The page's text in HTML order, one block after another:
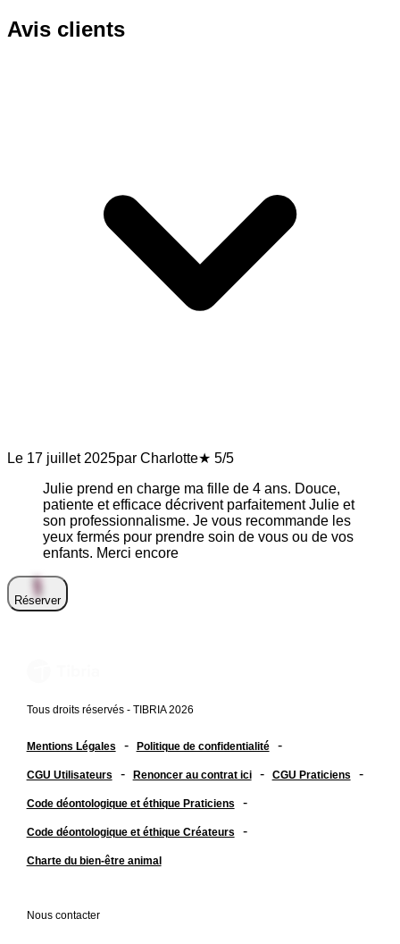
Avis clients
Le 17 juillet 2025par Charlotte★ 5/5
Julie prend en charge ma fille de 4 ans. Douce,
patiente et efficace décrivent parfaitement Julie et
son professionnalisme. Je vous recommande les
yeux fermés pour prendre soin de vous ou de vos
enfants. Merci encore
Réserver
Tous droits réservés - TIBRIA 2026
Mentions Légales - Politique de confidentialité -
CGU Utilisateurs - Renoncer au contrat ici - CGU Praticiens -
Code déontologique et éthique Praticiens -
Code déontologique et éthique Créateurs -
Charte du bien-être animal
Nous contacter